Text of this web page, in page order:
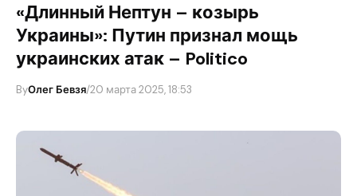
«Длинный Нептун – козырь
Украины»: Путин признал мощь
украинских атак – Politico
ByОлег Бевзя/20 марта 2025, 18:53